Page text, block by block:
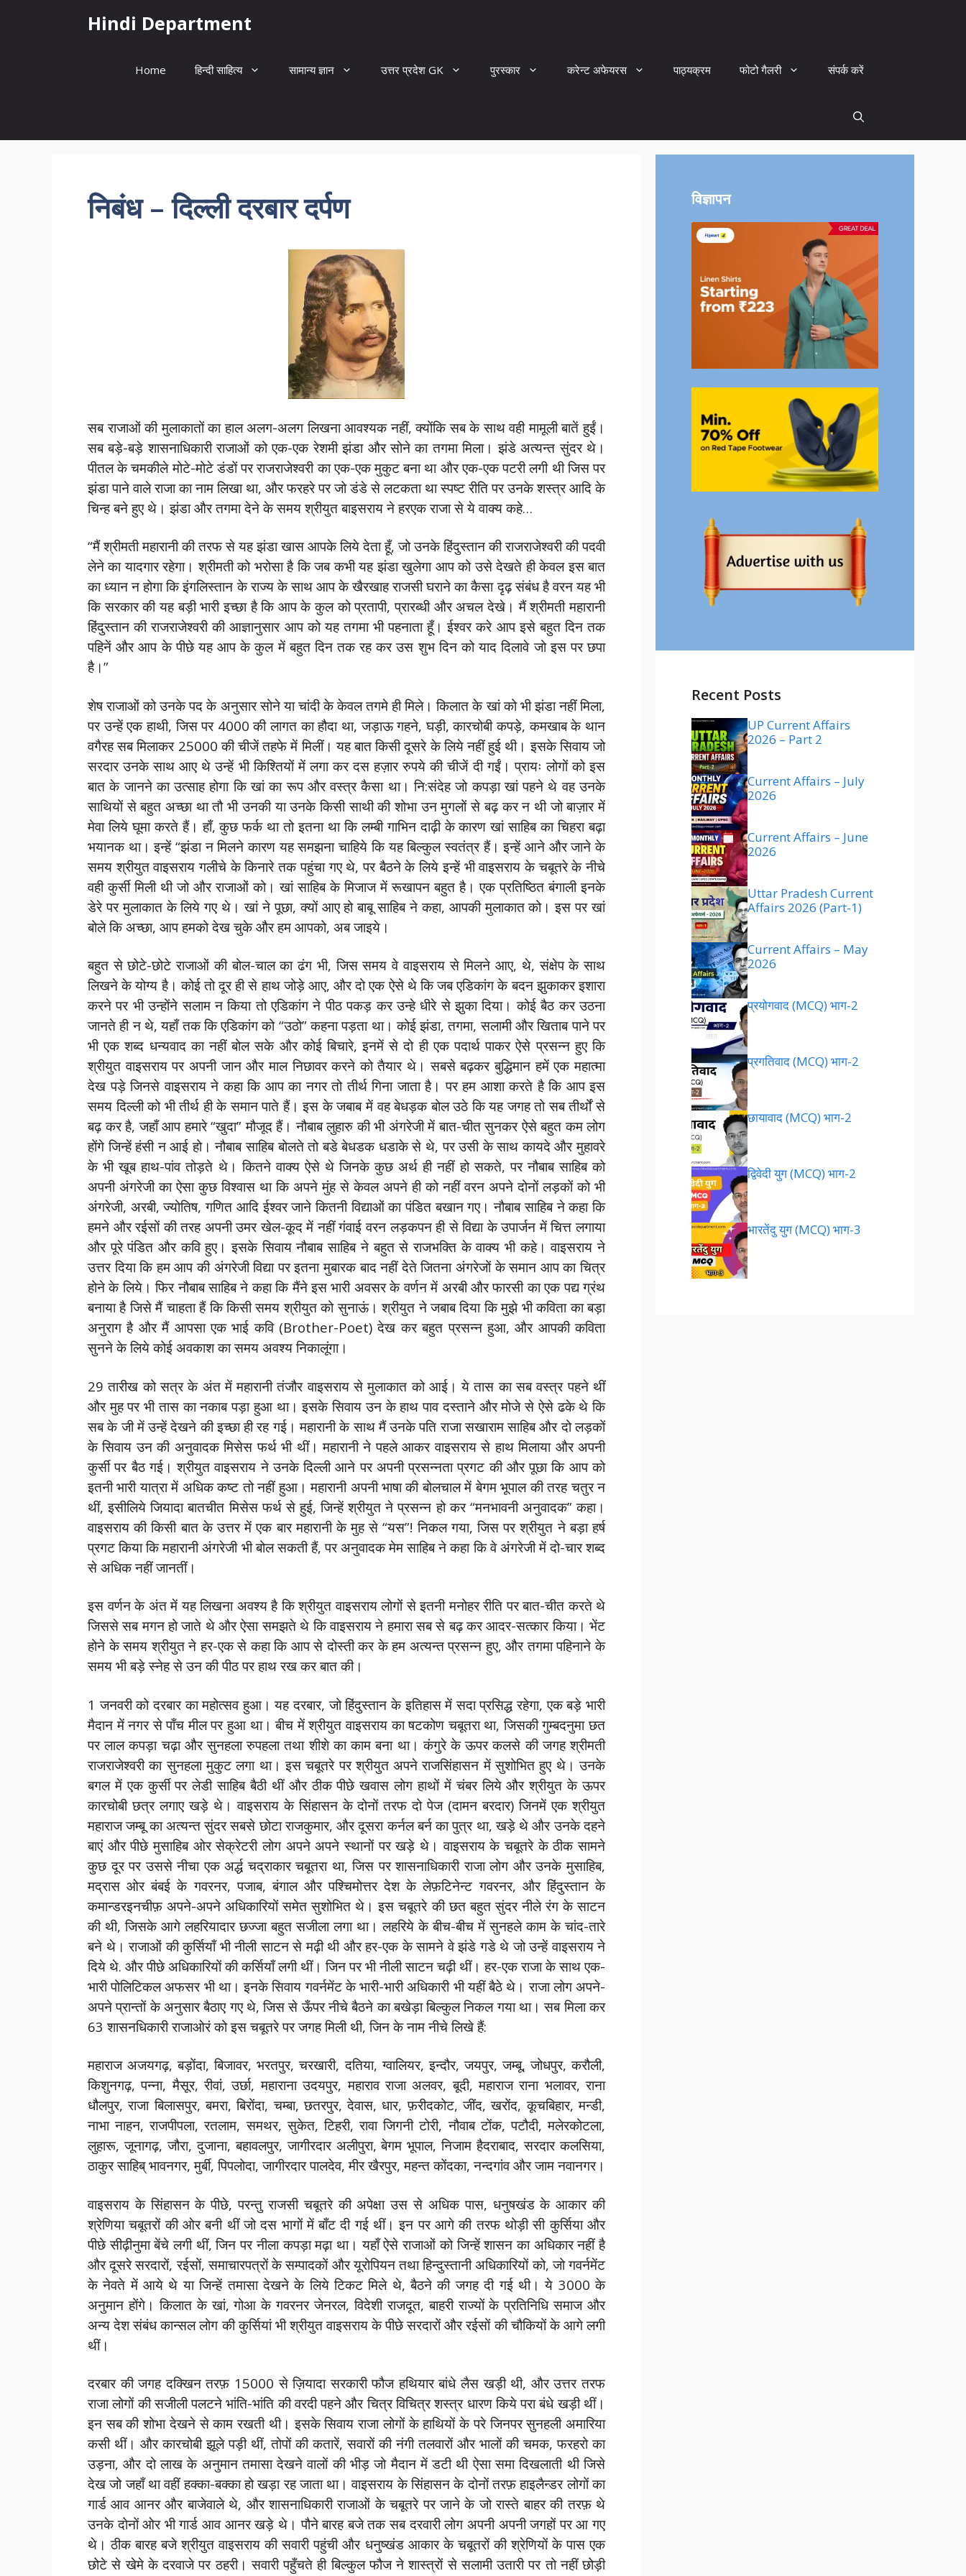
Hindi Department
Home हिन्दी साहित्य सामान्य ज्ञान उत्तर प्रदेश GK पुरस्कार करेन्ट अफेयरस पाठ्यक्रम फोटो गैलरी संपर्क करें
निबंध – दिल्ली दरबार दर्पण
सब राजाओं की मुलाकातों का हाल अलग-अलग लिखना आवश्यक नहीं, क्योंकि सब के साथ वही मामूली बातें हुईं।
सब बड़े-बड़े शासनाधिकारी राजाओं को एक-एक रेशमी झंडा और सोने का तगमा मिला। झंडे अत्यन्त सुंदर थे।
पीतल के चमकीले मोटे-मोटे डंडों पर राजराजेश्वरी का एक-एक मुकुट बना था और एक-एक पटरी लगी थी जिस पर
झंडा पाने वाले राजा का नाम लिखा था, और फरहरे पर जो डंडे से लटकता था स्पष्ट रीति पर उनके शस्त्र आदि के
चिन्ह बने हुए थे। झंडा और तगमा देने के समय श्रीयुत बाइसराय ने हरएक राजा से ये वाक्य कहे…
“मैं श्रीमती महारानी की तरफ से यह झंडा खास आपके लिये देता हूँ, जो उनके हिंदुस्तान की राजराजेश्वरी की पदवी
लेने का यादगार रहेगा। श्रीमती को भरोसा है कि जब कभी यह झंडा खुलेगा आप को उसे देखते ही केवल इस बात
का ध्यान न होगा कि इंगलिस्तान के राज्य के साथ आप के खैरखाह राजसी घराने का कैसा दृढ़ संबंध है वरन यह भी
कि सरकार की यह बड़ी भारी इच्छा है कि आप के कुल को प्रतापी, प्रारब्धी और अचल देखे। मैं श्रीमती महारानी
हिंदुस्तान की राजराजेश्वरी की आज्ञानुसार आप को यह तगमा भी पहनाता हूँ। ईश्वर करे आप इसे बहुत दिन तक
पहिनें और आप के पीछे यह आप के कुल में बहुत दिन तक रह कर उस शुभ दिन को याद दिलावे जो इस पर छपा
है।”
शेष राजाओं को उनके पद के अनुसार सोने या चांदी के केवल तगमे ही मिले। किलात के खां को भी झंडा नहीं मिला,
पर उन्हें एक हाथी, जिस पर 4000 की लागत का हौदा था, जड़ाऊ गहने, घड़ी, कारचोबी कपड़े, कमखाब के थान
वगैरह सब मिलाकर 25000 की चीजें तहफे में मिलीं। यह बात किसी दूसरे के लिये नहीं हुई थी। इसके सिवाय जो
सरदार उनके साथ आए थे उन्हें भी किश्तियों में लगा कर दस हज़ार रुपये की चीजें दी गईं। प्रायः लोगों को इस
बात के जानने का उत्साह होगा कि खां का रूप और वस्त्र कैसा था। नि:संदेह जो कपड़ा खां पहने थे वह उनके
साथियों से बहुत अच्छा था तौ भी उनकी या उनके किसी साथी की शोभा उन मुगलों से बढ़ कर न थी जो बाज़ार में
मेवा लिये घूमा करते हैं। हाँ, कुछ फर्क था तो इतना था कि लम्बी गाभिन दाढ़ी के कारण खां साहिब का चिहरा बढ़ा
भयानक था। इन्हें “झंडा न मिलने कारण यह समझना चाहिये कि यह बिल्कुल स्वतंत्र हैं। इन्हें आने और जाने के
समय श्रीयुत वाइसराय गलीचे के किनारे तक पहुंचा गए थे, पर बैठने के लिये इन्हें भी वाइसराय के चबूतरे के नीचे
वही कुर्सी मिली थी जो और राजाओं को। खां साहिब के मिजाज में रूखापन बहुत है। एक प्रतिष्ठित बंगाली इनके
डेरे पर मुलाकात के लिये गए थे। खां ने पूछा, क्यों आए हो बाबू साहिब ने कहा, आपकी मुलाकात को। इस पर खां
बोले कि अच्छा, आप हमको देख चुके और हम आपको, अब जाइये।
बहुत से छोटे-छोटे राजाओं की बोल-चाल का ढंग भी, जिस समय वे वाइसराय से मिलने आए, थे, संक्षेप के साथ
लिखने के योग्य है। कोई तो दूर ही से हाथ जोड़े आए, और दो एक ऐसे थे कि जब एडिकांग के बदन झुकाकर इशारा
करने पर भी उन्होंने सलाम न किया तो एडिकांग ने पीठ पकड़ कर उन्हे धीरे से झुका दिया। कोई बैठ कर उठना
जानते ही न थे, यहाँ तक कि एडिकांग को “उठो” कहना पड़ता था। कोई झंडा, तगमा, सलामी और खिताब पाने पर
भी एक शब्द धन्यवाद का नहीं बोल सके और कोई बिचारे, इनमें से दो ही एक पदार्थ पाकर ऐसे प्रसन्न हुए कि
श्रीयुत वाइसराय पर अपनी जान और माल निछावर करने को तैयार थे। सबसे बढ़कर बुद्धिमान हमें एक महात्मा
देख पड़े जिनसे वाइसराय ने कहा कि आप का नगर तो तीर्थ गिना जाता है। पर हम आशा करते है कि आप इस
समय दिल्ली को भी तीर्थ ही के समान पाते हैं। इस के जबाब में वह बेधड़क बोल उठे कि यह जगह तो सब तीर्थों से
बढ़ कर है, जहाँ आप हमारे “खुदा” मौजूद हैं। नौबाब लुहारु की भी अंगरेजी में बात-चीत सुनकर ऐसे बहुत कम लोग
होंगे जिन्हें हंसी न आई हो। नौबाब साहिब बोलते तो बडे बेधडक धडाके से थे, पर उसी के साथ कायदे और मुहावरे
के भी खूब हाथ-पांव तोड़ते थे। कितने वाक्य ऐसे थे जिनके कुछ अर्थ ही नहीं हो सकते, पर नौबाब साहिब को
अपनी अंगरेजी का ऐसा कुछ विश्वास था कि अपने मुंह से केवल अपने ही को नहीं वरन अपने दोनों लड़कों को भी
अंगरेजी, अरबी, ज्योतिष, गणित आदि ईश्वर जाने कितनी विद्याओं का पंडित बखान गए। नौबाब साहिब ने कहा कि
हमने और रईसों की तरह अपनी उमर खेल-कूद में नहीं गंवाई वरन लड़कपन ही से विद्या के उपार्जन में चित्त लगाया
और पूरे पंडित और कवि हुए। इसके सिवाय नौबाब साहिब ने बहुत से राजभक्ति के वाक्य भी कहे। वाइसराय ने
उत्तर दिया कि हम आप की अंगरेजी विद्या पर इतना मुबारक बाद नहीं देते जितना अंगरेजों के समान आप का चित्र
होने के लिये। फिर नौबाब साहिब ने कहा कि मैंने इस भारी अवसर के वर्णन में अरबी और फारसी का एक पद्य ग्रंथ
बनाया है जिसे मैं चाहता हैं कि किसी समय श्रीयुत को सुनाऊं। श्रीयुत ने जबाब दिया कि मुझे भी कविता का बड़ा
अनुराग है और मैं आपसा एक भाई कवि (Brother-Poet) देख कर बहुत प्रसन्न हुआ, और आपकी कविता
सुनने के लिये कोई अवकाश का समय अवश्य निकालूंगा।
29 तारीख को सत्र के अंत में महारानी तंजौर वाइसराय से मुलाकात को आई। ये तास का सब वस्त्र पहने थीं
और मुह पर भी तास का नकाब पड़ा हुआ था। इसके सिवाय उन के हाथ पाव दस्ताने और मोजे से ऐसे ढके थे कि
सब के जी में उन्हें देखने की इच्छा ही रह गई। महारानी के साथ मैं उनके पति राजा सखाराम साहिब और दो लड़कों
के सिवाय उन की अनुवादक मिसेस फर्थ भी थीं। महारानी ने पहले आकर वाइसराय से हाथ मिलाया और अपनी
कुर्सी पर बैठ गई। श्रीयुत वाइसराय ने उनके दिल्ली आने पर अपनी प्रसन्नता प्रगट की और पूछा कि आप को
इतनी भारी यात्रा में अधिक कष्ट तो नहीं हुआ। महारानी अपनी भाषा की बोलचाल में बेगम भूपाल की तरह चतुर न
थीं, इसीलिये जियादा बातचीत मिसेस फर्थ से हुई, जिन्हें श्रीयुत ने प्रसन्न हो कर “मनभावनी अनुवादक” कहा।
वाइसराय की किसी बात के उत्तर में एक बार महारानी के मुह से “यस”! निकल गया, जिस पर श्रीयुत ने बड़ा हर्ष
प्रगट किया कि महारानी अंगरेजी भी बोल सकती हैं, पर अनुवादक मेम साहिब ने कहा कि वे अंगरेजी में दो-चार शब्द
से अधिक नहीं जानतीं।
इस वर्णन के अंत में यह लिखना अवश्य है कि श्रीयुत वाइसराय लोगों से इतनी मनोहर रीति पर बात-चीत करते थे
जिससे सब मगन हो जाते थे और ऐसा समझते थे कि वाइसराय ने हमारा सब से बढ़ कर आदर-सत्कार किया। भेंट
होने के समय श्रीयुत ने हर-एक से कहा कि आप से दोस्ती कर के हम अत्यन्त प्रसन्न हुए, और तगमा पहिनाने के
समय भी बड़े स्नेह से उन की पीठ पर हाथ रख कर बात की।
1 जनवरी को दरबार का महोत्सव हुआ। यह दरबार, जो हिंदुस्तान के इतिहास में सदा प्रसिद्ध रहेगा, एक बड़े भारी
मैदान में नगर से पाँच मील पर हुआ था। बीच में श्रीयुत वाइसराय का षटकोण चबूतरा था, जिसकी गुम्बदनुमा छत
पर लाल कपड़ा चढ़ा और सुनहला रुपहला तथा शीशे का काम बना था। कंगुरे के ऊपर कलसे की जगह श्रीमती
राजराजेश्वरी का सुनहला मुकुट लगा था। इस चबूतरे पर श्रीयुत अपने राजसिंहासन में सुशोभित हुए थे। उनके
बगल में एक कुर्सी पर लेडी साहिब बैठी थीं और ठीक पीछे खवास लोग हाथों में चंबर लिये और श्रीयुत के ऊपर
कारचोबी छत्र लगाए खड़े थे। वाइसराय के सिंहासन के दोनों तरफ दो पेज (दामन बरदार) जिनमें एक श्रीयुत
महाराज जम्बू का अत्यन्त सुंदर सबसे छोटा राजकुमार, और दूसरा कर्नल बर्न का पुत्र था, खड़े थे और उनके दहने
बाएं और पीछे मुसाहिब ओर सेक्रेटरी लोग अपने अपने स्थानों पर खड़े थे। वाइसराय के चबूतरे के ठीक सामने
कुछ दूर पर उससे नीचा एक अर्द्ध चद्राकार चबूतरा था, जिस पर शासनाधिकारी राजा लोग और उनके मुसाहिब,
मद्रास ओर बंबई के गवरनर, पजाब, बंगाल और पश्चिमोत्तर देश के लेफ़टिनेन्ट गवरनर, और हिंदुस्तान के
कमान्डरइनचीफ़ अपने-अपने अधिकारियों समेत सुशोभित थे। इस चबूतरे की छत बहुत सुंदर नीले रंग के साटन
की थी, जिसके आगे लहरियादार छज्जा बहुत सजीला लगा था। लहरिये के बीच-बीच में सुनहले काम के चांद-तारे
बने थे। राजाओं की कुर्सियाँ भी नीली साटन से मढ़ी थी और हर-एक के सामने वे झंडे गडे थे जो उन्हें वाइसराय ने
दिये थे. और पीछे अधिकारियों की कर्सियाँ लगी थीं। जिन पर भी नीली साटन चढ़ी थीं। हर-एक राजा के साथ एक-
भारी पोलिटिकल अफसर भी था। इनके सिवाय गवर्नमेंट के भारी-भारी अधिकारी भी यहीं बैठे थे। राजा लोग अपने-
अपने प्रान्तों के अनुसार बैठाए गए थे, जिस से ऊँपर नीचे बैठने का बखेड़ा बिल्कुल निकल गया था। सब मिला कर
63 शासनधिकारी राजाओरं को इस चबूतरे पर जगह मिली थी, जिन के नाम नीचे लिखे हैं:
महाराज अजयगढ़, बड़ोंदा, बिजावर, भरतपुर, चरखारी, दतिया, ग्वालियर, इन्दौर, जयपुर, जम्बू, जोधपुर, करौली,
किशुनगढ़, पन्ना, मैसूर, रीवां, उर्छा, महाराना उदयपुर, महाराव राजा अलवर, बूदी, महाराज राना भलावर, राना
धौलपुर, राजा बिलासपुर, बमरा, बिरोंदा, चम्बा, छतरपुर, देवास, धार, फ़रीदकोट, जींद, खरोंद, कूचबिहार, मन्डी,
नाभा नाहन, राजपीपला, रतलाम, समथर, सुकेत, टिहरी, रावा जिगनी टोरी, नौवाब टोंक, पटौदी, मलेरकोटला,
लुहारू, जूनागढ़, जौरा, दुजाना, बहावलपुर, जागीरदार अलीपुरा, बेगम भूपाल, निजाम हैदराबाद, सरदार कलसिया,
ठाकुर साहिब् भावनगर, मुर्बी, पिपलोदा, जागीरदार पालदेव, मीर खैरपुर, महन्त कोंदका, नन्दगांव और जाम नवानगर।
वाइसराय के सिंहासन के पीछे, परन्तु राजसी चबूतरे की अपेक्षा उस से अधिक पास, धनुषखंड के आकार की
श्रेणिया चबूतरों की ओर बनी थीं जो दस भागों में बाँट दी गई थीं। इन पर आगे की तरफ थोड़ी सी कुर्सिया और
पीछे सीढ़ीनुमा बेंचे लगी थीं, जिन पर नीला कपड़ा मढ़ा था। यहाँ ऐसे राजाओं को जिन्हें शासन का अधिकार नहीं है
और दूसरे सरदारों, रईसों, समाचारपत्रों के सम्पादकों और यूरोपियन तथा हिन्दुस्तानी अधिकारियों को, जो गवर्नमेंट
के नेवते में आये थे या जिन्हें तमासा देखने के लिये टिकट मिले थे, बैठने की जगह दी गई थी। ये 3000 के
अनुमान होंगे। किलात के खां, गोआ के गवरनर जेनरल, विदेशी राजदूत, बाहरी राज्यों के प्रतिनिधि समाज और
अन्य देश संबंध कान्सल लोग की कुर्सियां भी श्रीयुत वाइसराय के पीछे सरदारों और रईसों की चौकियों के आगे लगी
थीं।
दरबार की जगह दक्खिन तरफ़ 15000 से ज़ियादा सरकारी फौज हथियार बांधे लैस खड़ी थी, और उत्तर तरफ
राजा लोगों की सजीली पलटने भांति-भांति की वरदी पहने और चित्र विचित्र शस्त्र धारण किये परा बंधे खड़ी थीं।
इन सब की शोभा देखने से काम रखती थी। इसके सिवाय राजा लोगों के हाथियों के परे जिनपर सुनहली अमारिया
कसी थीं। और कारचोबी झूले पड़ी थीं, तोपों की कतारें, सवारों की नंगी तलवारों और भालों की चमक, फरहरो का
उड़ना, और दो लाख के अनुमान तमासा देखने वालों की भीड़ जो मैदान में डटी थी ऐसा समा दिखलाती थी जिसे
देख जो जहाँ था वहीं हक्का-बक्का हो खड़ा रह जाता था। वाइसराय के सिंहासन के दोनों तरफ़ हाइलैन्डर लोगों का
गार्ड आव आनर और बाजेवाले थे, और शासनाधिकारी राजाओं के चबूतरे पर जाने के जो रास्ते बाहर की तरफ़ थे
उनके दोनों ओर भी गार्ड आव आनर खड़े थे। पौने बारह बजे तक सब दरवारी लोग अपनी अपनी जगहों पर आ गए
थे। ठीक बारह बजे श्रीयुत वाइसराय की सवारी पहुंची और धनुष्खंड आकार के चबूतरों की श्रेणियों के पास एक
छोटे से खेमे के दरवाजे पर ठहरी। सवारी पहुँचते ही बिल्कुल फौज ने शास्त्रों से सलामी उतारी पर तो नहीं छोड़ी
विज्ञापन
Recent Posts
UP Current Affairs
2026 – Part 2
Current Affairs – July
2026
Current Affairs – June
2026
Uttar Pradesh Current
Affairs 2026 (Part-1)
Current Affairs – May
2026
प्रयोगवाद (MCQ) भाग-2
प्रगतिवाद (MCQ) भाग-2
छायावाद (MCQ) भाग-2
द्विवेदी युग (MCQ) भाग-2
भारतेंदु युग (MCQ) भाग-3